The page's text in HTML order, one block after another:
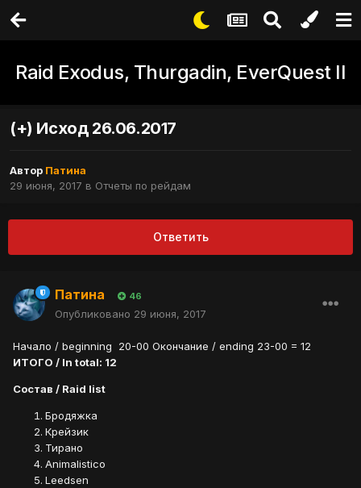
Raid Exodus, Thurgadin, EverQuest II
(+) Исход 26.06.2017
Автор Патина
29 июня, 2017 в Отчеты по рейдам
Ответить
Патина 46
Опубликовано 29 июня, 2017
Начало / beginning
20-00 Окончание / ending 23-00 = 12
ИТОГО / In total: 12
Состав / Raid list
Бродяжка
Крейзик
Тирано
Animalistico
Leedsen